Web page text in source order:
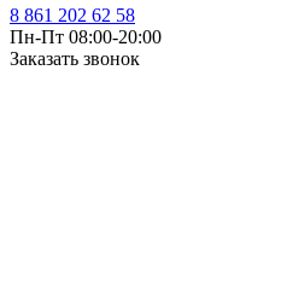
8 861 202 62 58
Пн-Пт 08:00-20:00
Заказать звонок